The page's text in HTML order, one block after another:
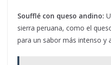
Soufflé con queso andino:
sierra peruana, como el
para un sabor más intenso y